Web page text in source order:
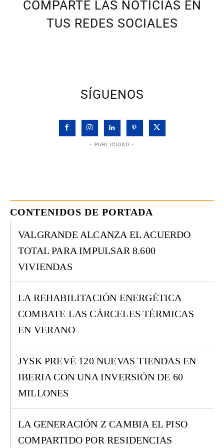
COMPARTE LAS NOTICIAS EN
TUS REDES SOCIALES
SÍGUENOS
- PUBLICIDAD -
CONTENIDOS DE PORTADA
VALGRANDE ALCANZA EL ACUERDO
TOTAL PARA IMPULSAR 8.600
VIVIENDAS
LA REHABILITACIÓN ENERGÉTICA
COMBATE LAS CÁRCELES TÉRMICAS
EN VERANO
JYSK PREVÉ 120 NUEVAS TIENDAS EN
IBERIA CON UNA INVERSIÓN DE 60
MILLONES
LA GENERACIÓN Z CAMBIA EL PISO
COMPARTIDO POR RESIDENCIAS